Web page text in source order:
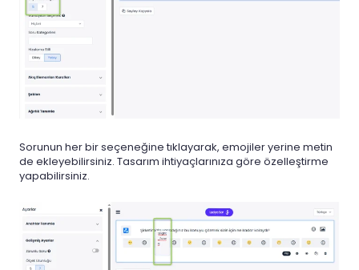
Sorunun her bir seçeneğine tıklayarak, emojiler yerine metin
de ekleyebilirsiniz. Tasarım ihtiyaçlarınıza göre özelleştirme
yapabilirsiniz.